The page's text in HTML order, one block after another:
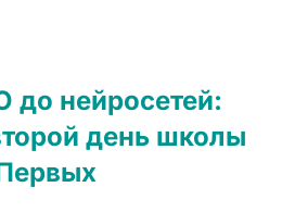
до нейросетей:
день школы